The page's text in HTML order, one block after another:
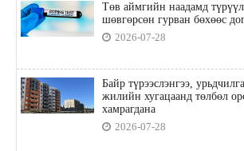
Төв аймгийн наадамд
шөвгөрсөн гурван бөхөөс
2026-07-28
Байр түрээслэнгээ,
жилийн хугацаанд төлбөл
хамрагдана
2026-07-28